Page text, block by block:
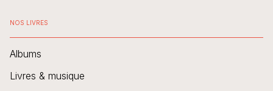
NOS LIVRES
Albums
Livres & musique